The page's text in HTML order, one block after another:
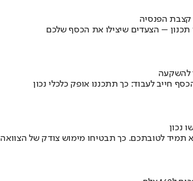
קצבת הפנסיה
– הצעדים שיצילו את הכסף שלכם
חייב לעבוד: כך תתכננו אופק כלכלי נכון
נכון
תמיד לטובתכם. כך תבטיחו מימוש צודק של הצוואה